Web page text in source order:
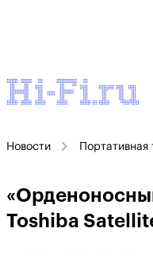
Новости Портативная
Toshiba